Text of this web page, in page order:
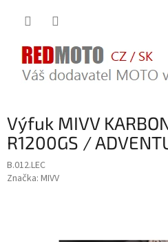
Výfuk MIVV
R1200GS /
B.012.LEC
Značka: MIVV